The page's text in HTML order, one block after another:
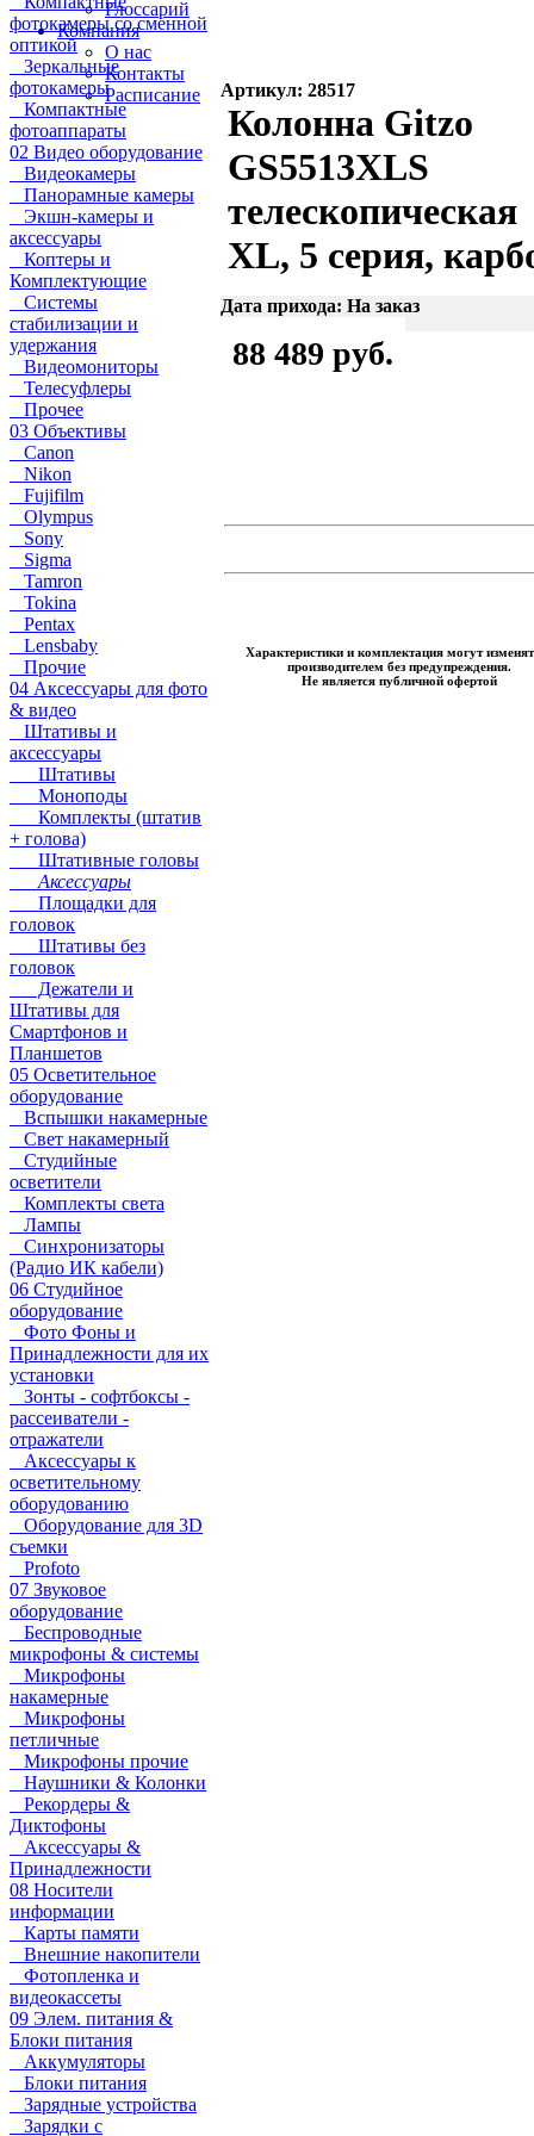
Глоссарий
Компания
О нас
Контакты
Расписание
фотокамеры со сменной
оптикой
Зеркальные
фотокамеры
Компактные
фотоаппараты
02 Видео оборудование
Видеокамеры
Панорамные камеры
Экшн-камеры и
аксессуары
Коптеры и
Комплектующие
Системы
стабилизации и
удержания
Видеомониторы
Телесуфлеры
Прочее
03 Объективы
Canon
Nikon
Fujifilm
Olympus
Sony
Sigma
Tamron
Tokina
Pentax
Lensbaby
Прочие
04 Аксессуары для фото
& видео
Штативы и
аксессуары
Штативы
Моноподы
Комплекты (штатив
+ голова)
Штативные головы
Аксессуары
Площадки для
головок
Штативы без
головок
Дежатели и
Штативы для
Смартфонов и
Планшетов
05 Осветительное
оборудование
Вспышки накамерные
Свет накамерный
Студийные
осветители
Комплекты света
Лампы
Синхронизаторы
(Радио ИК кабели)
06 Студийное
оборудование
Фото Фоны и
Принадлежности для их
установки
Зонты - софтбоксы -
рассеиватели -
отражатели
Аксессуары к
осветительному
оборудованию
Оборудование для 3D
съемки
Profoto
07 Звуковое
оборудование
Беспроводные
микрофоны & системы
Микрофоны
накамерные
Микрофоны
петличные
Микрофоны прочие
Наушники & Колонки
Рекордеры &
Диктофоны
Аксессуары &
Принадлежности
08 Носители
информации
Карты памяти
Внешние накопители
Фотопленка и
видеокассеты
09 Элем. питания &
Блоки питания
Аккумуляторы
Блоки питания
Зарядные устройства
Зарядки с
Артикул: 28517
Колонна Gitzo
GS5513XLS
телескопическая
XL, 5 серия,
Дата прихода: На заказ
88 489 руб.
Характеристики и комплектация могут
производителем без предупреждения.
Не является публичной офертой